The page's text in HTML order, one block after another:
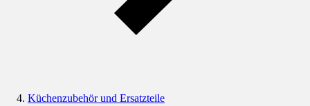
Küchenzubehör und Ersatzteile